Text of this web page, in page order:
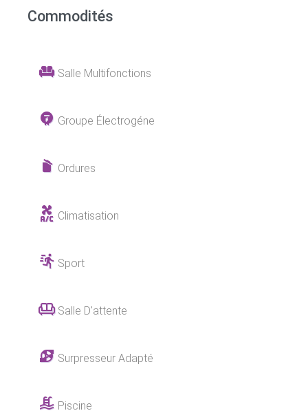
Commodités
Salle Multifonctions
Groupe Électrogéne
Ordures
Climatisation
Sport
Salle D'attente
Surpresseur Adapté
Piscine